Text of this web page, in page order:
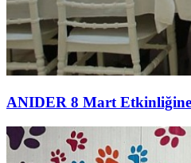
ANIDER 8 Mart Etkinliğine